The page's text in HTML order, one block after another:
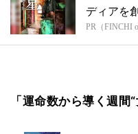
ディアを
PR（FINCHI
「運命数から導く週間